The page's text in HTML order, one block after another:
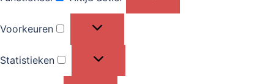
Functioneel
Voorkeuren
Statistieken